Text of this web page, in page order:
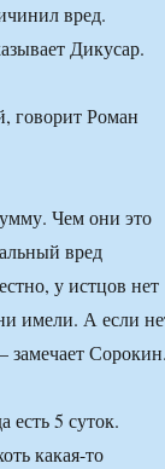
вред.
Дикусар.
говорит Роман
Чем они это
вред
у истцов нет
имели. А если
замечает
есть 5 суток.
какая-то